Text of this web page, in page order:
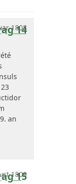
14
1808
23
an
15
1809